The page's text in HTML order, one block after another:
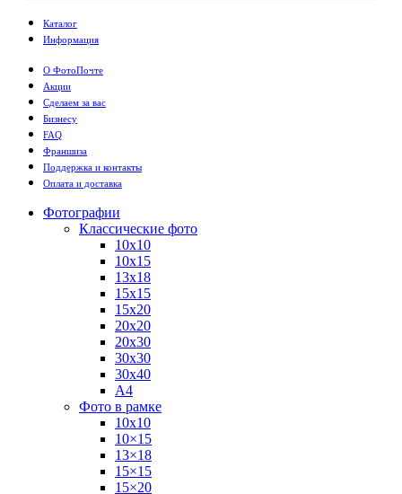
Каталог
Информация
О ФотоПочте
Акции
Сделаем за вас
Бизнесу
FAQ
Франшиза
Поддержка и контакты
Оплата и доставка
Фотографии
Классические фото
10х10
10х15
13х18
15х15
15х20
20х20
20х30
30х30
30х40
А4
Фото в рамке
10х10
10×15
13×18
15×15
15×20